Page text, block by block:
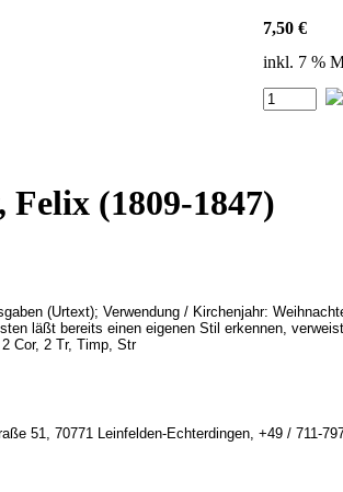
7,50 €
inkl. 7 %
Felix (1809-1847)
(Urtext); Verwendung / Kirchenjahr:
läßt bereits einen eigenen Stil erkennen,
Cor, 2 Tr, Timp, Str
51, 70771 Leinfelden-Echterdingen, +49 / 711-